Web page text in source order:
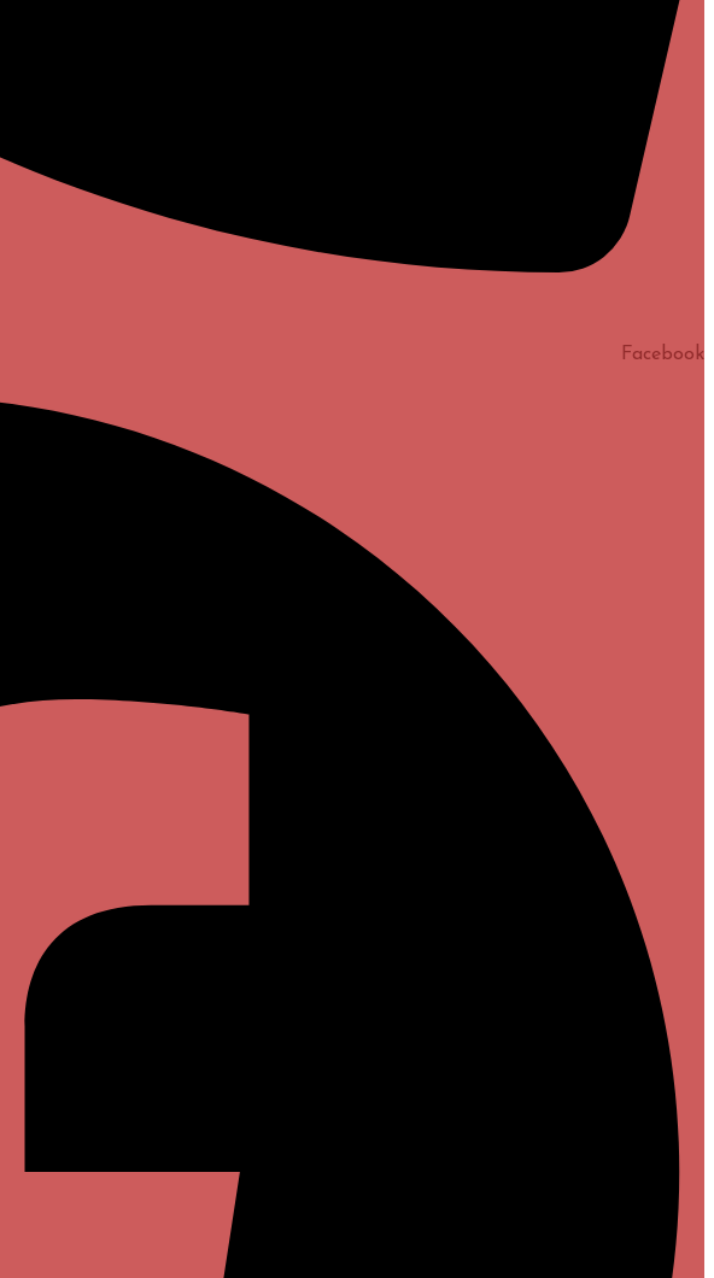
Facebook